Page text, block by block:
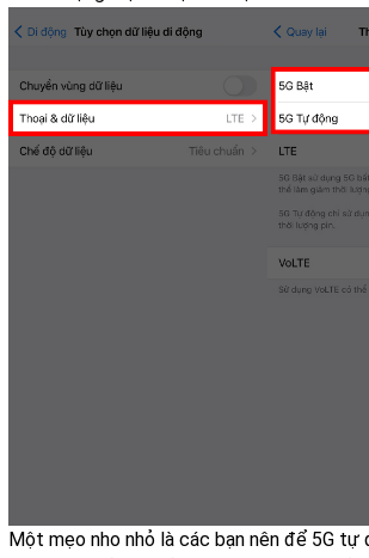
Một mẹo nho nhỏ là các bạn nên để 5G tự